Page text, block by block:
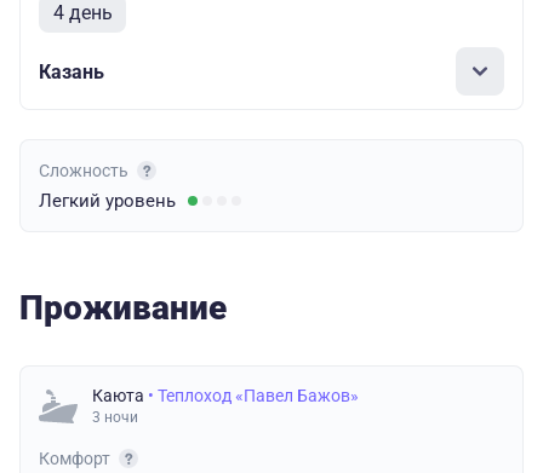
4 день
Казань
Сложность
Легкий уровень
Проживание
Каюта • Теплоход «Павел Бажов»
3 ночи
Комфорт